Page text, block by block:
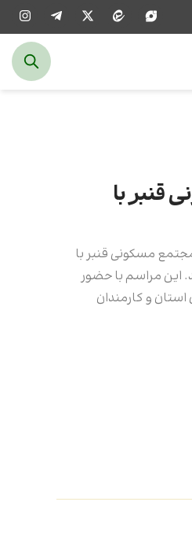
قنبر با
مسکونی قنبر با
این مراسم با حضور
و کارمندان